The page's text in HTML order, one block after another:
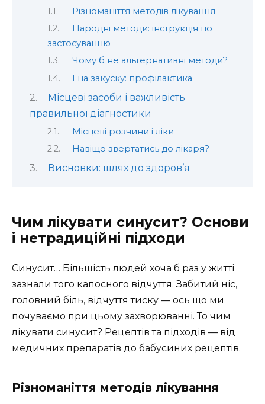
Різноманіття методів лікування
Народні методи: інструкція по
застосуванню
Чому б не альтернативні методи?
І на закуску: профілактика
Місцеві засоби і важливість
правильної діагностики
Місцеві розчини і ліки
Навіщо звертатись до лікаря?
Висновки: шлях до здоров’я
Чим лікувати синусит? Основи
і нетрадиційні підходи
Синусит… Більшість людей хоча б раз у житті
зазнали того капосного відчуття. Забитий ніс,
головний біль, відчуття тиску — ось що ми
почуваємо при цьому захворюванні. То чим
лікувати синусит? Рецептів та підходів — від
медичних препаратів до бабусиних рецептів.
Різноманіття методів лікування